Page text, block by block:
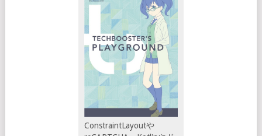
ConstraintLayoutや